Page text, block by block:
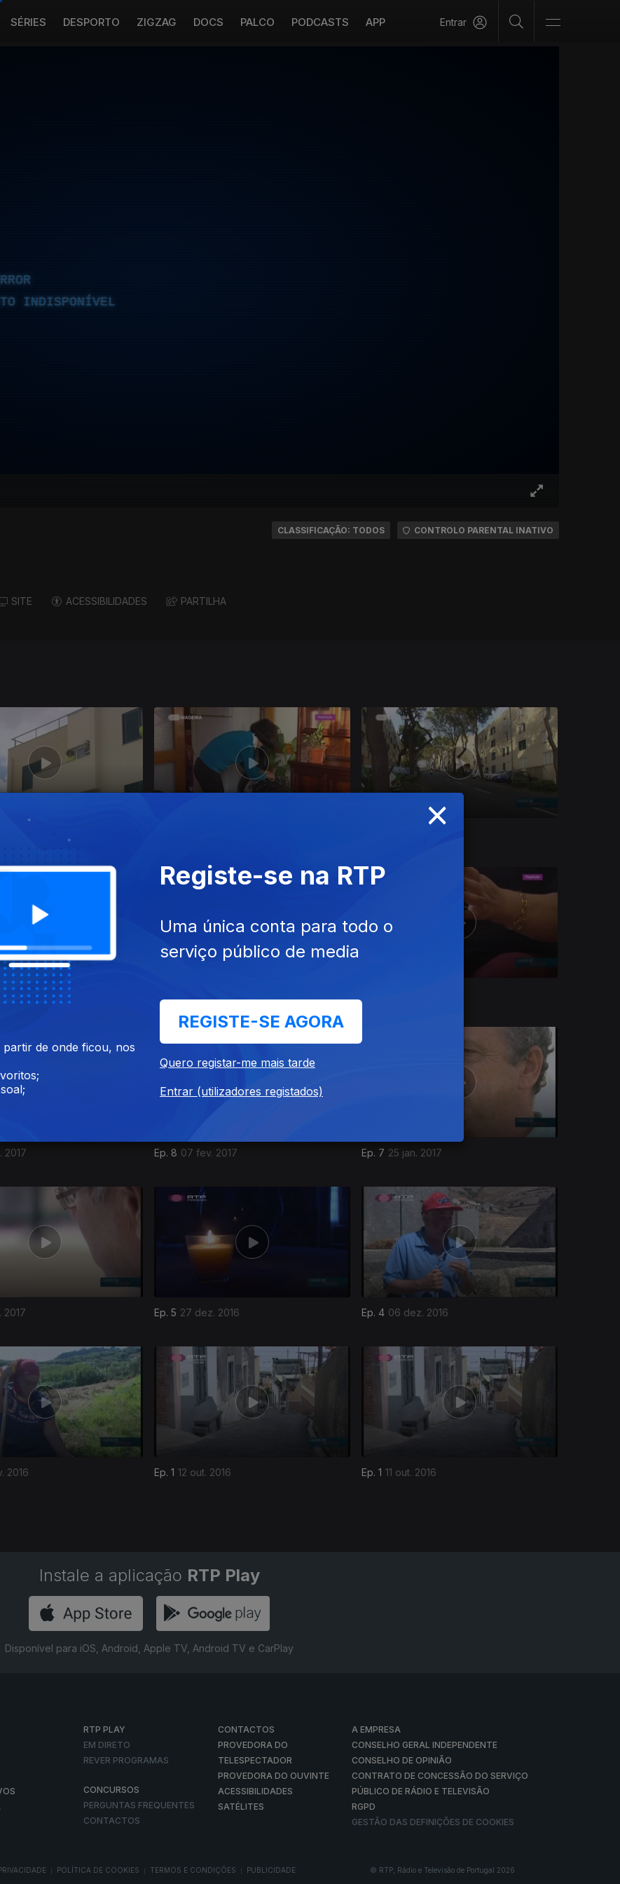
SÉRIES DESPORTO ZIGZAG DOCS PALCO PODCASTS APP Entrar
INDISPONÍVEL
CLASSIFICAÇÃO: TODOS CONTROLO PARENTAL INATIVO
SITE ACESSIBILIDADES PARTILHA
2017
2017
2017 Ep. 8 07 fev. 2017 Ep. 7 25 jan. 2017
2017 Ep. 5 27 dez. 2016 Ep. 4 06 dez. 2016
2016 Ep. 1 12 out. 2016 Ep. 1 11 out. 2016
Instale a aplicação RTP Play
Disponível para iOS, Android, Apple TV, Android TV e CarPlay
RTP PLAY
EM DIRETO
REVER PROGRAMAS
CONCURSOS
PERGUNTAS FREQUENTES
CONTACTOS
CONTACTOS
PROVEDORA DO
TELESPECTADOR
PROVEDORA DO OUVINTE
ACESSIBILIDADES
SATÉLITES
A EMPRESA
CONSELHO GERAL INDEPENDENTE
CONSELHO DE OPINIÃO
CONTRATO DE CONCESSÃO DO SERVIÇO
PÚBLICO DE RÁDIO E TELEVISÃO
RGPD
GESTÃO DAS DEFINIÇÕES DE COOKIES
POLÍTICA DE COOKIES TERMOS E CONDIÇÕES PUBLICIDADE © RTP, Rádio e Televisão de Portugal 2026
×
de onde ficou, nos
Registe-se na RTP
Uma única conta para todo o
serviço público de media
REGISTE-SE AGORA
Quero registar-me mais tarde
Entrar (utilizadores registados)